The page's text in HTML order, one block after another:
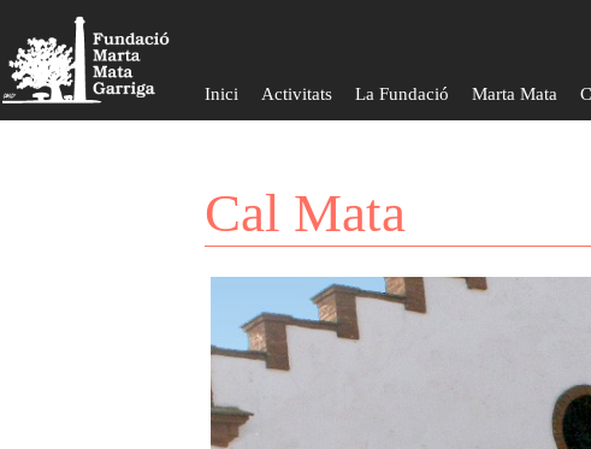
Inici Activitats La Fundació Marta Mata
Cal Mata